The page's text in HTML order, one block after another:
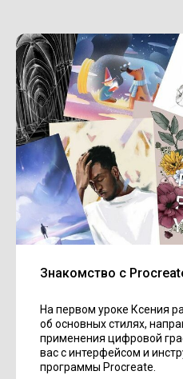
Знакомство с
На первом уроке Ксения
об основных стилях,
применения цифровой
вас с интерфейсом и
программы Procreate.